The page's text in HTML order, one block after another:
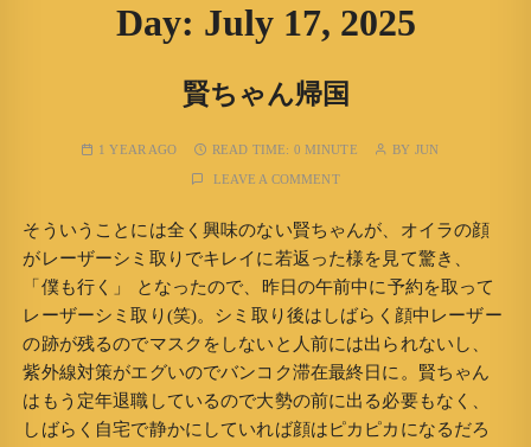
Day: July 17, 2025
賢ちゃん帰国
1 YEAR AGO READ TIME: 0 MINUTE BY JUN
LEAVE A COMMENT
そういうことには全く興味のない賢ちゃんが、オイラの顔
がレーザーシミ取りでキレイに若返った様を見て驚き、
「僕も行く」 となったので、昨日の午前中に予約を取って
レーザーシミ取り(笑)。シミ取り後はしばらく顔中レーザー
の跡が残るのでマスクをしないと人前には出られないし、
紫外線対策がエグいのでバンコク滞在最終日に。賢ちゃん
はもう定年退職しているので大勢の前に出る必要もなく、
しばらく自宅で静かにしていれば顔はピカピカになるだろ